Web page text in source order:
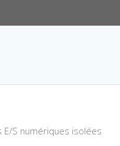
E/S numériques isolées